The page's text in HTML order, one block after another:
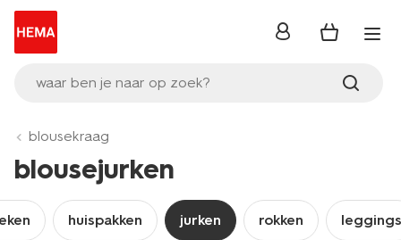
waar ben je naar op zoek?
inloggen
blousekraag
blousejurken
huispakken jurken rokken leggings